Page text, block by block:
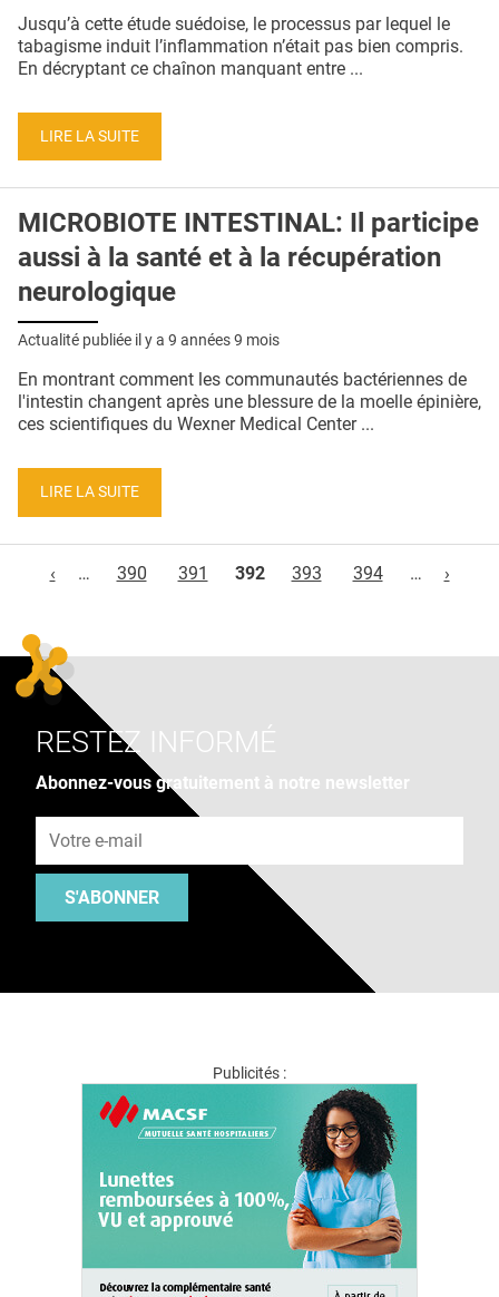
Jusqu’à cette étude suédoise, le processus par lequel le
tabagisme induit l’inflammation n’était pas bien compris.
En décryptant ce chaînon manquant entre ...
LIRE LA SUITE
MICROBIOTE INTESTINAL: Il participe
aussi à la santé et à la récupération
neurologique
Actualité publiée il y a 9 années 9 mois
En montrant comment les communautés bactériennes de
l'intestin changent après une blessure de la moelle épinière,
ces scientifiques du Wexner Medical Center ...
LIRE LA SUITE
‹
… 390 391 392 393 394 … ›
RESTEZ INFORMÉ
Abonnez-vous gratuitement à notre newsletter
S'ABONNER
Publicités :